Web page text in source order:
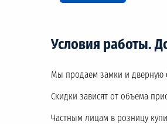
Условия работы.
Мы продаем замки и дверную
Скидки зависят от объема
Частным лицам в розницу